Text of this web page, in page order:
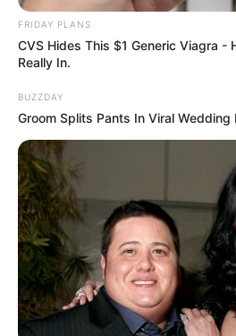
They Laughed At Her
Sensation
BRAINBERRIES
It Might Be Quentin
FRIDAY PLANS
CVS Hides This $1 Generic Viagra -
Really In.
BUZZDAY
Groom Splits Pants In Viral Wedding